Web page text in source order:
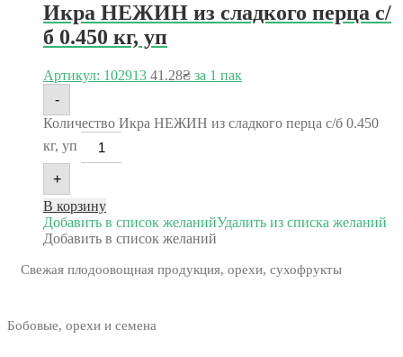
Икра НЕЖИН из сладкого перца с/
б 0.450 кг, уп
Артикул: 102913 41.28₴ за 1 пак
-
Количество Икра НЕЖИН из сладкого перца с/б 0.450
кг, уп
+
В корзину
Добавить в список желанийУдалить из списка желаний
Добавить в список желаний
Свежая плодоовощная продукция, орехи, сухофрукты
Бобовые, орехи и семена